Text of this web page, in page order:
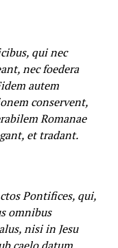
qui nec
nec foedera
autem
conservent,
Romanae
et tradant.
Pontifices, qui,
omnibus
nisi in Jesu